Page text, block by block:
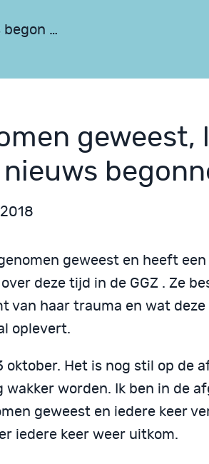
begon …
geweest,
geweest en heeft
deze tijd in de GGZ . Ze
van haar trauma en wat
oplevert.
oktober. Het is nog stil op de
wakker worden. Ik ben in de
geweest en iedere keer
iedere keer weer uitkom.